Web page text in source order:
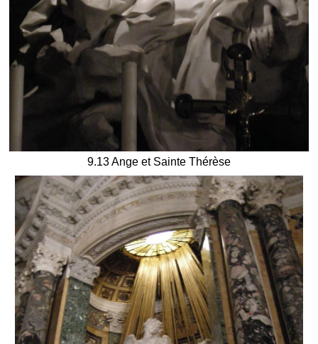
9.13 Ange et Sainte Thérèse